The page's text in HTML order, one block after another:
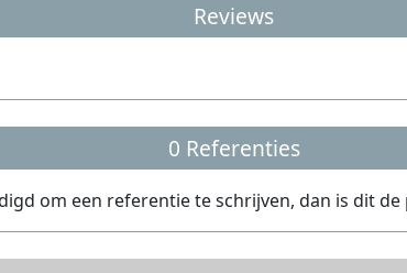
Reviews
0 Referenties
om een referentie te schrijven, dan is dit